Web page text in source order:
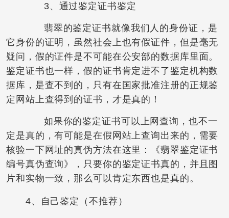
3、通过鉴定证书鉴定
翡翠的鉴定证书就像我们人的身份证，是
它身份的证明，虽然社会上也有假证件，但是毫无
疑问，假的证件是不可能在公安部的数据库里面。
鉴定证书也一样，假的证书肯定进不了鉴定机构数
据库，是查不到的，只有在国家批准注册的正规鉴
定网站上查得到的证书，才是真的！
如果你的鉴定证书可以上网查询，也不一
定是真的，有可能是在假网站上查询出来的，需要
核验一下网址的真伪方法在这里：《翡翠鉴定证书
编号真伪查询》，只要你的鉴定证书真的，并且图
片和实物一致，那么可以肯定东西也是真的。
4、自己鉴定（不推荐）